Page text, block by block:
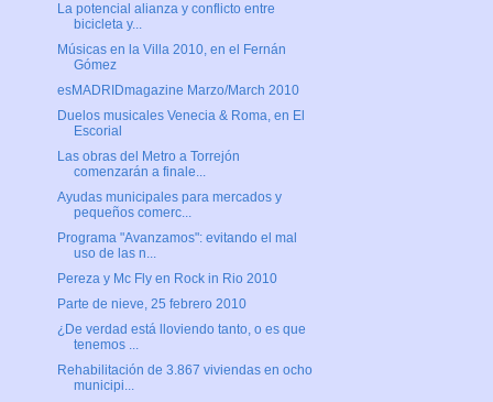
La potencial alianza y conflicto entre
bicicleta y...
Músicas en la Villa 2010, en el Fernán
Gómez
esMADRIDmagazine Marzo/March 2010
Duelos musicales Venecia & Roma, en El
Escorial
Las obras del Metro a Torrejón
comenzarán a finale...
Ayudas municipales para mercados y
pequeños comerc...
Programa "Avanzamos": evitando el mal
uso de las n...
Pereza y Mc Fly en Rock in Rio 2010
Parte de nieve, 25 febrero 2010
¿De verdad está lloviendo tanto, o es que
tenemos ...
Rehabilitación de 3.867 viviendas en ocho
municipi...